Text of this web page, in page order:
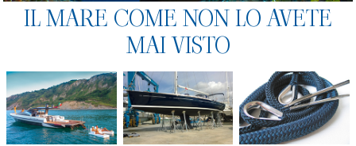
IL MARE COME NON LO AVETE
MAI VISTO